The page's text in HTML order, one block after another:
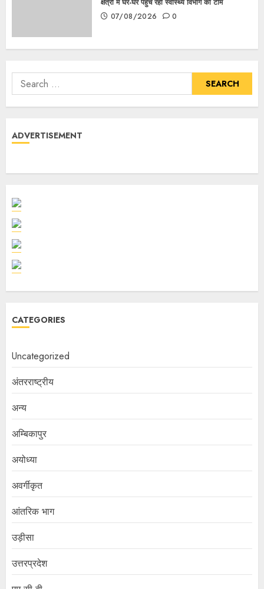
क्षेत्रों में घर-घर पहुंच रही स्वास्थ्य विभाग की टीम
07/08/2026
0
ADVERTISEMENT
CATEGORIES
Uncategorized
अंतरराष्ट्रीय
अन्य
अम्बिकापुर
अयोध्या
अवर्गीकृत
आंतरिक भाग
उड़ीसा
उत्तरप्रदेश